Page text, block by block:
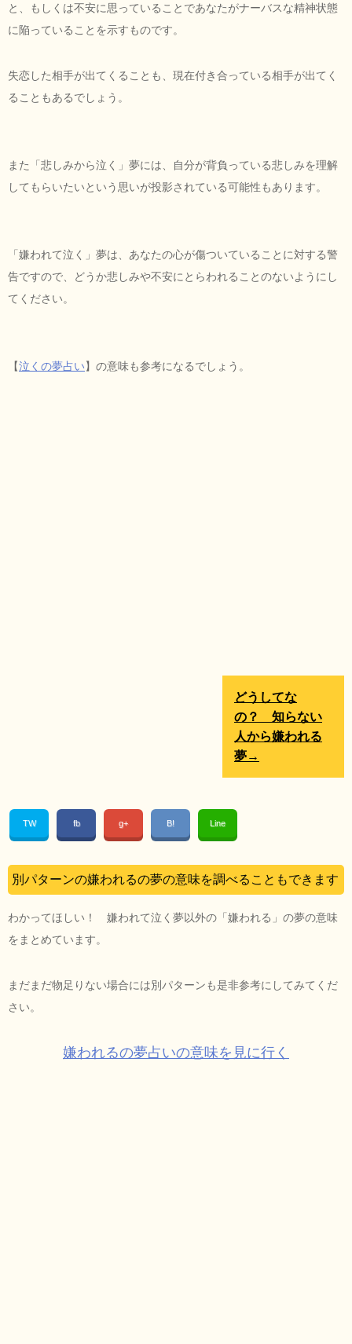
と、もしくは不安に思っていることであなたがナーバスな精神状態
に陥っていることを示すものです。
失恋した相手が出てくることも、現在付き合っている相手が出てく
ることもあるでしょう。
また「悲しみから泣く」夢には、自分が背負っている悲しみを理解
してもらいたいという思いが投影されている可能性もあります。
「嫌われて泣く」夢は、あなたの心が傷ついていることに対する警
告ですので、どうか悲しみや不安にとらわれることのないようにし
てください。
【泣くの夢占い】の意味も参考になるでしょう。
どうしてな
の？ 知らない
人から嫌われる
夢→
TW fb g+ B! Line
別パターンの嫌われるの夢の意味を調べることもできます
わかってほしい！ 嫌われて泣く夢以外の「嫌われる」の夢の意味
をまとめています。
まだまだ物足りない場合には別パターンも是非参考にしてみてくだ
さい。
嫌われるの夢占いの意味を見に行く